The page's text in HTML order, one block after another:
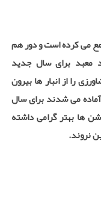
می کرده است و دور هم
معبد برای سال جدید
را از انبار ها بیرون
می شدند برای سال
ها بهتر گرامی داشته
نروند.